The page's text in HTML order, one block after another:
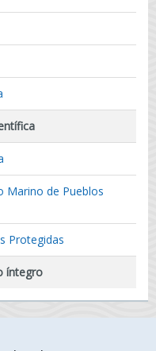
Marino de Pueblos
Protegidas
íntegro